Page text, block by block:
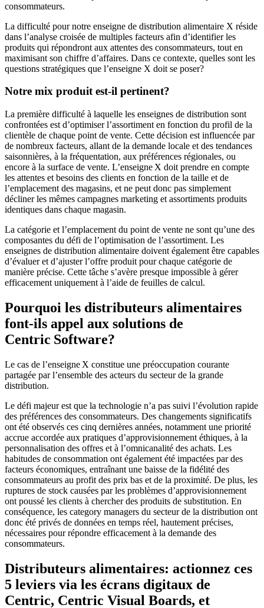
consommateurs.
La difficulté pour notre enseigne de distribution alimentaire X réside
dans l’analyse croisée de multiples facteurs afin d’identifier les
produits qui répondront aux attentes des consommateurs, tout en
maximisant son chiffre d’affaires. Dans ce contexte, quelles sont les
questions stratégiques que l’enseigne X doit se poser?
Notre mix produit est-il pertinent?
La première difficulté à laquelle les enseignes de distribution sont
confrontées est d’optimiser l’assortiment en fonction du profil de la
clientèle de chaque point de vente. Cette décision est influencée par
de nombreux facteurs, allant de la demande locale et des tendances
saisonnières, à la fréquentation, aux préférences régionales, ou
encore à la surface de vente. L’enseigne X doit prendre en compte
les attentes et besoins des clients en fonction de la taille et de
l’emplacement des magasins, et ne peut donc pas simplement
décliner les mêmes campagnes marketing et assortiments produits
identiques dans chaque magasin.
La catégorie et l’emplacement du point de vente ne sont qu’une des
composantes du défi de l’optimisation de l’assortiment. Les
enseignes de distribution alimentaire doivent également être capables
d’évaluer et d’ajuster l’offre produit pour chaque catégorie de
manière précise. Cette tâche s’avère presque impossible à gérer
efficacement uniquement à l’aide de feuilles de calcul.
Pourquoi les distributeurs alimentaires
font-ils appel aux solutions de
Centric Software?
Le cas de l’enseigne X constitue une préoccupation courante
partagée par l’ensemble des acteurs du secteur de la grande
distribution.
Le défi majeur est que la technologie n’a pas suivi l’évolution rapide
des préférences des consommateurs. Des changements significatifs
ont été observés ces cinq dernières années, notamment une priorité
accrue accordée aux pratiques d’approvisionnement éthiques, à la
personnalisation des offres et à l’omnicanalité des achats. Les
habitudes de consommation ont également été impactées par des
facteurs économiques, entraînant une baisse de la fidélité des
consommateurs au profit des prix bas et de la proximité. De plus, les
ruptures de stock causées par les problèmes d’approvisionnement
ont poussé les clients à chercher des produits de substitution. En
conséquence, les category managers du secteur de la distribution ont
donc été privés de données en temps réel, hautement précises,
nécessaires pour répondre efficacement à la demande des
consommateurs.
Distributeurs alimentaires: actionnez ces
5 leviers via les écrans digitaux de
Centric, Centric Visual Boards, et